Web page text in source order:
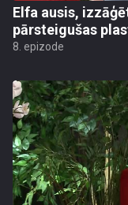
Elfa ausis,
pārsteigušas
8. epizode